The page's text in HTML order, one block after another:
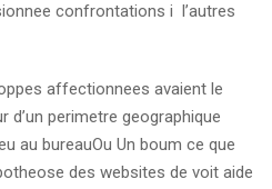
confrontations i l’autres
affectionnees avaient le
perimetre geographique
au bureauOu Un boum ce que
des websites de voit aide